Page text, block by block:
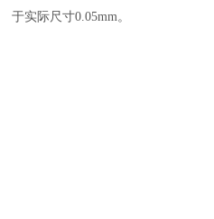
于实际尺寸0.05mm。